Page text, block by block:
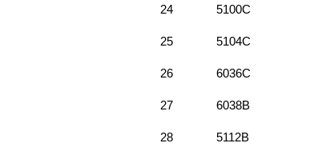
24 5100C
25 5104C
26 6036C
27 6038B
28 5112B